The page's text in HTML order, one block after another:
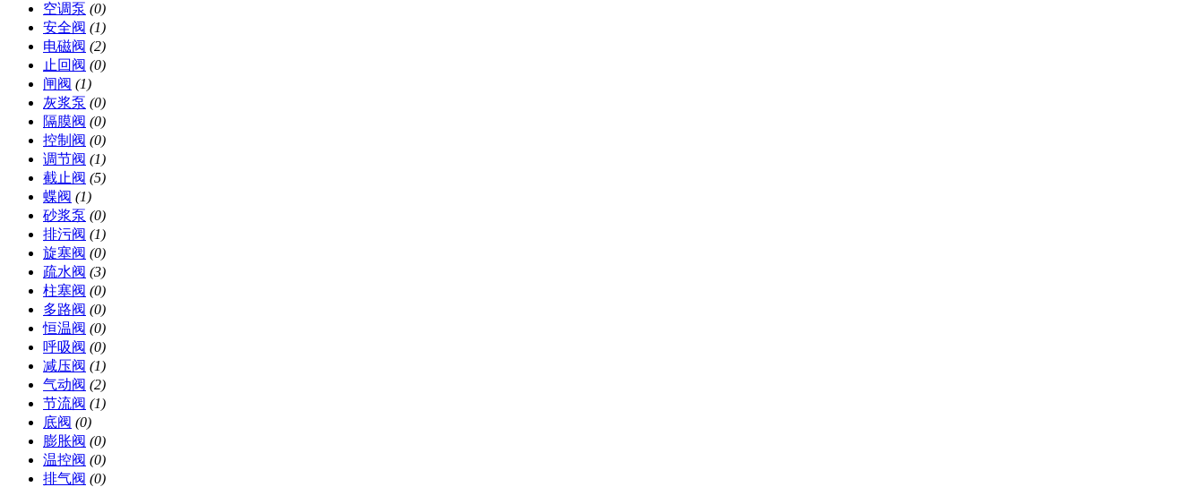
空调泵 (0)
安全阀 (1)
电磁阀 (2)
止回阀 (0)
闸阀 (1)
灰浆泵 (0)
隔膜阀 (0)
控制阀 (0)
调节阀 (1)
截止阀 (5)
蝶阀 (1)
砂浆泵 (0)
排污阀 (1)
旋塞阀 (0)
疏水阀 (3)
柱塞阀 (0)
多路阀 (0)
恒温阀 (0)
呼吸阀 (0)
减压阀 (1)
气动阀 (2)
节流阀 (1)
底阀 (0)
膨胀阀 (0)
温控阀 (0)
排气阀 (0)